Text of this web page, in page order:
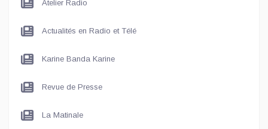
L'Association Zé Run pour le
Communes
LE LIVE - LES UNES
Le grand entretien avec Le
Atelier Radio
Actualités en Radio et Télé
Karine Banda Karine
Revue de Presse
La Matinale